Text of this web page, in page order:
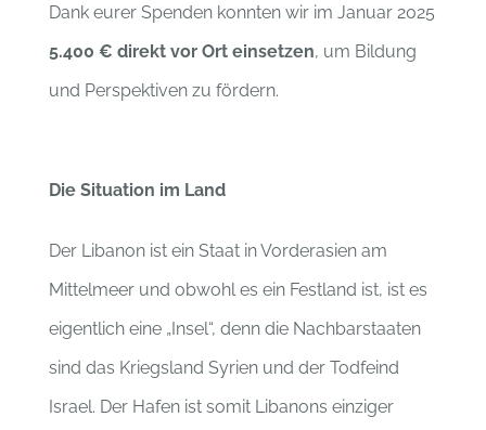
Dank eurer Spenden konnten wir im Januar 2025
5.400 € direkt vor Ort einsetzen, um Bildung
und Perspektiven zu fördern.
Die Situation im Land
Der Libanon ist ein Staat in Vorderasien am
Mittelmeer und obwohl es ein Festland ist, ist es
eigentlich eine „Insel“, denn die Nachbarstaaten
sind das Kriegsland Syrien und der Todfeind
Israel. Der Hafen ist somit Libanons einziger